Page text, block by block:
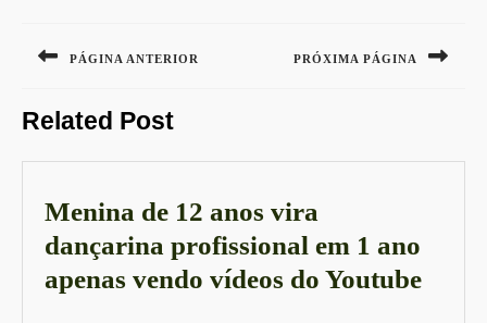
de
PÁGINA ANTERIOR
post:
PRÓXIMA PÁGINA
Related Post
Menina de 12 anos vira
dançarina profissional em 1 ano
apenas vendo vídeos do Youtube